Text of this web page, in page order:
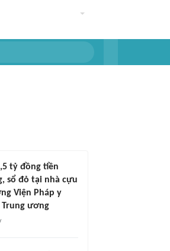
tỷ đồng tiền
sổ đỏ tại nhà cựu
Viện Pháp y
ương